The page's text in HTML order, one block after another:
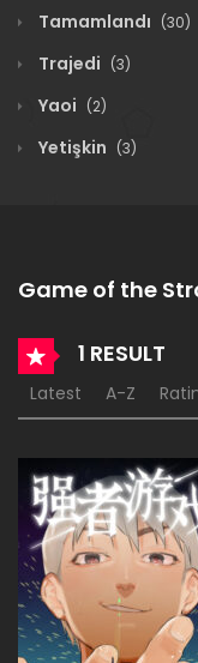
Tamamlandı (30)
Trajedi (3)
Yaoi (2)
Yetişkin (3)
Game of the
1 RESULT
Latest A-Z